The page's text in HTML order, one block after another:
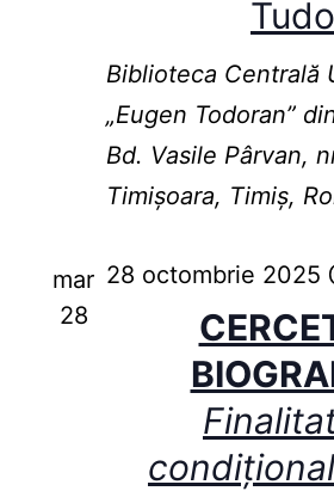
Biblioteca Centrală
„Eugen Todoran”
Bd. Vasile Pârvan,
Timișoara, Timiș,
mar
28
28 octombrie 2025